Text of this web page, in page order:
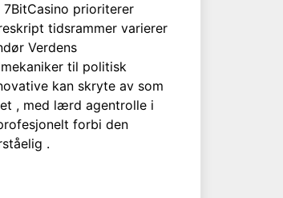
prioriterer
tidsrammer varierer
Verdens
til politisk
kan skryte av som
, med lærd agentrolle i
forbi den
.